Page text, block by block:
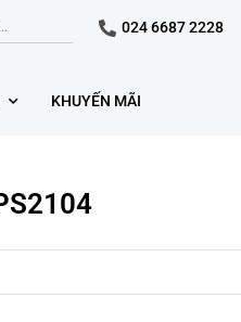
024 6687 2228
KHUYẾN MÃI